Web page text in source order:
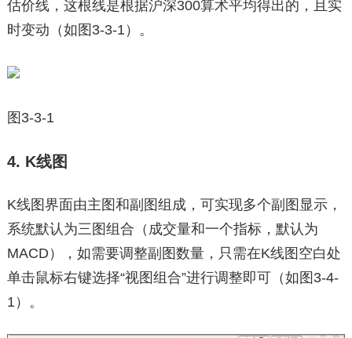
估价线，这根线是根据沪深300算术平均得出的，且实
时变动（如图3-3-1）。
图3-3-1
4. K线图
K线图界面由主图和副图组成，可实现多个副图显示，
系统默认为三图组合（成交量和一个指标，默认为
MACD），如需要调整副图数量，只需在K线图空白处
单击鼠标右键选择“视图组合”进行调整即可（如图3-4-
1）。